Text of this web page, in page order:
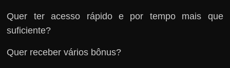
Quer ter acesso rápido e por tempo mais que
suficiente?
Quer receber vários bônus?